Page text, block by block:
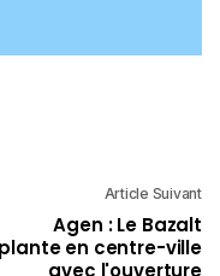
Article Suivant
Agen : Le Bazalt
en centre-ville
avec l'ouverture